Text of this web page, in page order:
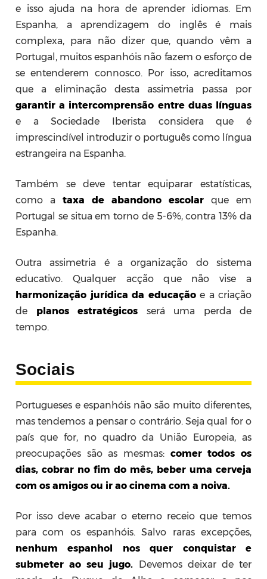
e isso ajuda na hora de aprender idiomas. Em
Espanha, a aprendizagem do inglês é mais
complexa, para não dizer que, quando vêm a
Portugal, muitos espanhóis não fazem o esforço de
se entenderem connosco. Por isso, acreditamos
que a eliminação desta assimetria passa por
garantir a intercomprensão entre duas línguas
e a Sociedade Iberista considera que é
imprescindível introduzir o português como língua
estrangeira na Espanha.
Também se deve tentar equiparar estatísticas,
como a taxa de abandono escolar que em
Portugal se situa em torno de 5-6%, contra 13% da
Espanha.
Outra assimetria é a organização do sistema
educativo. Qualquer acção que não vise a
harmonização jurídica da educaçãoe a criação
de planos estratégicos será uma perda de
tempo.
Sociais
Portugueses e espanhóis não são muito diferentes,
mas tendemos a pensar o contrário. Seja qual for o
país que for, no quadro da União Europeia, as
preocupações são as mesmas: comer todos os
dias, cobrar no fim do mês, beber uma cerveja
com os amigos ou ir ao cinema com a noiva.
Por isso deve acabar o eterno receio que temos
para com os espanhóis. Salvo raras excepções,
nenhum espanhol nos quer conquistar e
submeter ao seu jugo. Devemos deixar de ter